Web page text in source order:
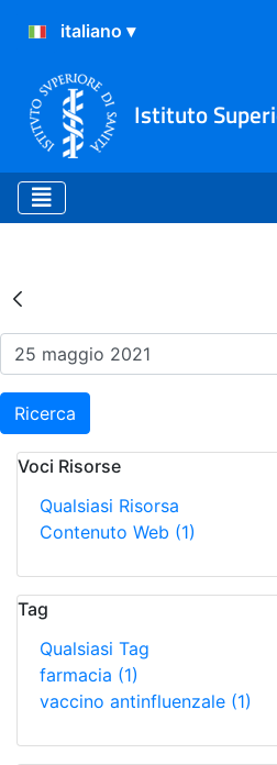
Istituto
Risultati della
Ricerca
Voci Risorse
Qualsiasi Risorsa
Contenuto Web (1)
Tag
Qualsiasi Tag
farmacia (1)
vaccino antinfluenzale (1)